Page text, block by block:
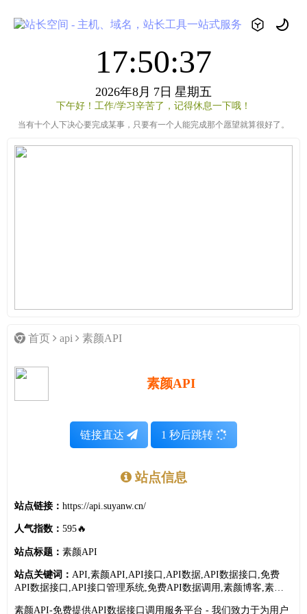
17:50:37
2026年8月 7日 星期五
下午好！工作/学习辛苦了，记得休息一下哦！
当有十个人下决心要完成某事，只要有一个人能完成那个愿望就算很好了。
首页 api 素颜API
素颜API
链接直达 1 秒后跳转
站点信息
站点链接： https://api.suyanw.cn/
人气指数： 595🔥
站点标题： 素颜API
站点关键词： API,素颜API,API接口,API数据,API数据接口,免费
API数据接口,API接口管理系统,免费API数据调用,素颜博客,素颜
素颜API-免费提供API数据接口调用服务平台 - 我们致力于为用户